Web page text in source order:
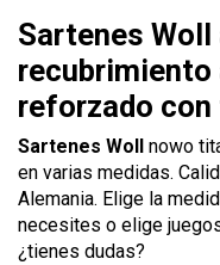
Sartenes
reforzado
Sartenes Woll nowo
en varias medidas.
Alemania. Elige la
necesites o elige
¿tienes dudas?